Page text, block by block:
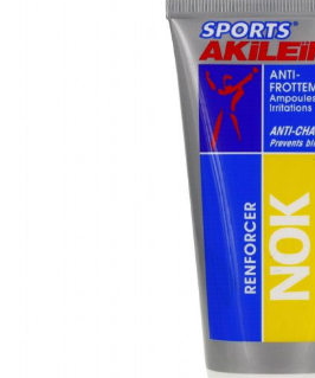
Dentifrices et bains de bouche
Brosses à dents et accessoires dentaires